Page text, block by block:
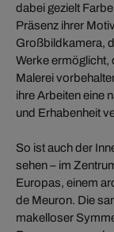
dabei gezielt
Präsenz ihrer
Großbildkamera,
Werke ermöglicht,
Malerei
ihre Arbeiten eine
und Erhabenheit
So ist auch der
sehen – im
Europas, einem
de Meuron. Die
makelloser